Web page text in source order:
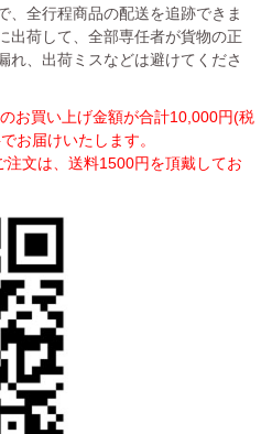
、全行程商品の配送を追跡できま
出荷して、全部専任者が貨物の正
れ、出荷ミスなどは避けてくださ
お買い上げ金額が合計10,000円(税
お届けいたします。
文は、送料1500円を頂戴してお